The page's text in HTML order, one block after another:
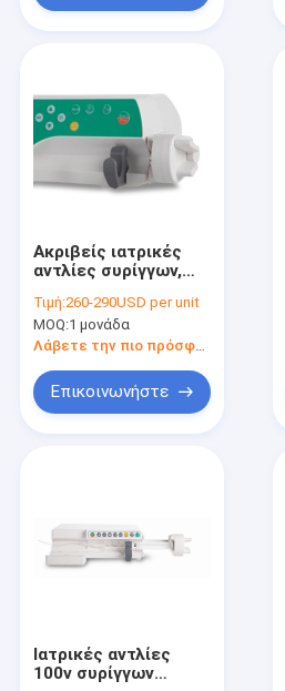
Ακριβείς ιατρικές
αντλίες συρίγγων,
συρίγγων 150ml/h
ISO 13485
Τιμή:260-290USD per unit
MOQ:1 μονάδα
Λάβετε την πιο πρόσφατη τιμή
Επικοινωνήστε
Ιατρικές αντλίες
100v συρίγγων